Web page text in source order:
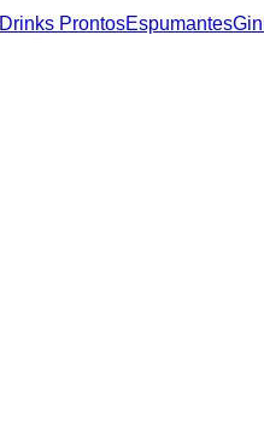
Drinks ProntosEspumantesGin